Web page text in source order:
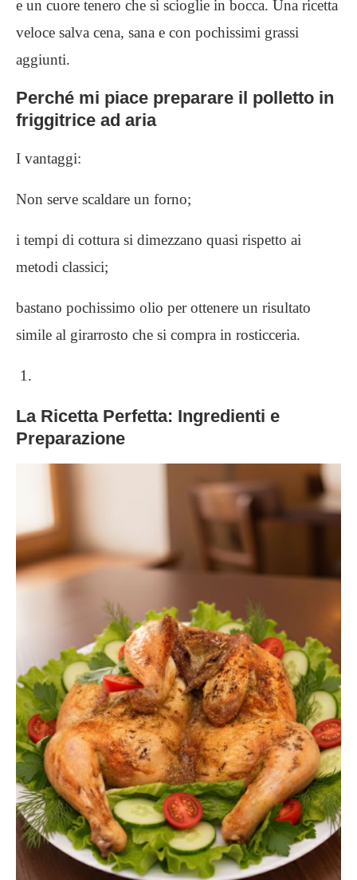
e un cuore tenero che si scioglie in bocca. Una ricetta
veloce salva cena, sana e con pochissimi grassi
aggiunti.
Perché mi piace preparare il polletto in
friggitrice ad aria
I vantaggi:
Non serve scaldare un forno;
i tempi di cottura si dimezzano quasi rispetto ai
metodi classici;
bastano pochissimo olio per ottenere un risultato
simile al girarrosto che si compra in rosticceria.
La Ricetta Perfetta: Ingredienti e
Preparazione